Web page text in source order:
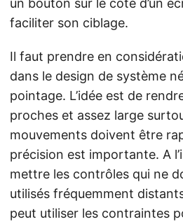
un bouton sur le coté d’un
faciliter son ciblage.
Il faut prendre en
dans le design de système
pointage. L’idée est de
proches et assez large
mouvements doivent être
précision est importante. A
mettre les contrôles qui ne
utilisés fréquemment
peut utiliser les contraintes